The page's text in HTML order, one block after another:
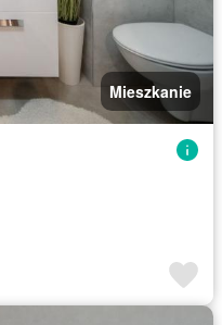
Mieszkanie